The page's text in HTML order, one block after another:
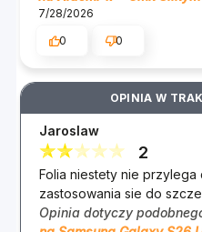
7/28/2026
0
0
OPINIA W
Jaroslaw
2
Folia niestety nie przylega
zastosowania sie do
Opinia dotyczy